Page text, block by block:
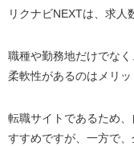
リクナビNEXTは、求人
職種や勤務地だけでな
柔軟性があるのはメリッ
転職サイトであるため
すすめですが、一方で